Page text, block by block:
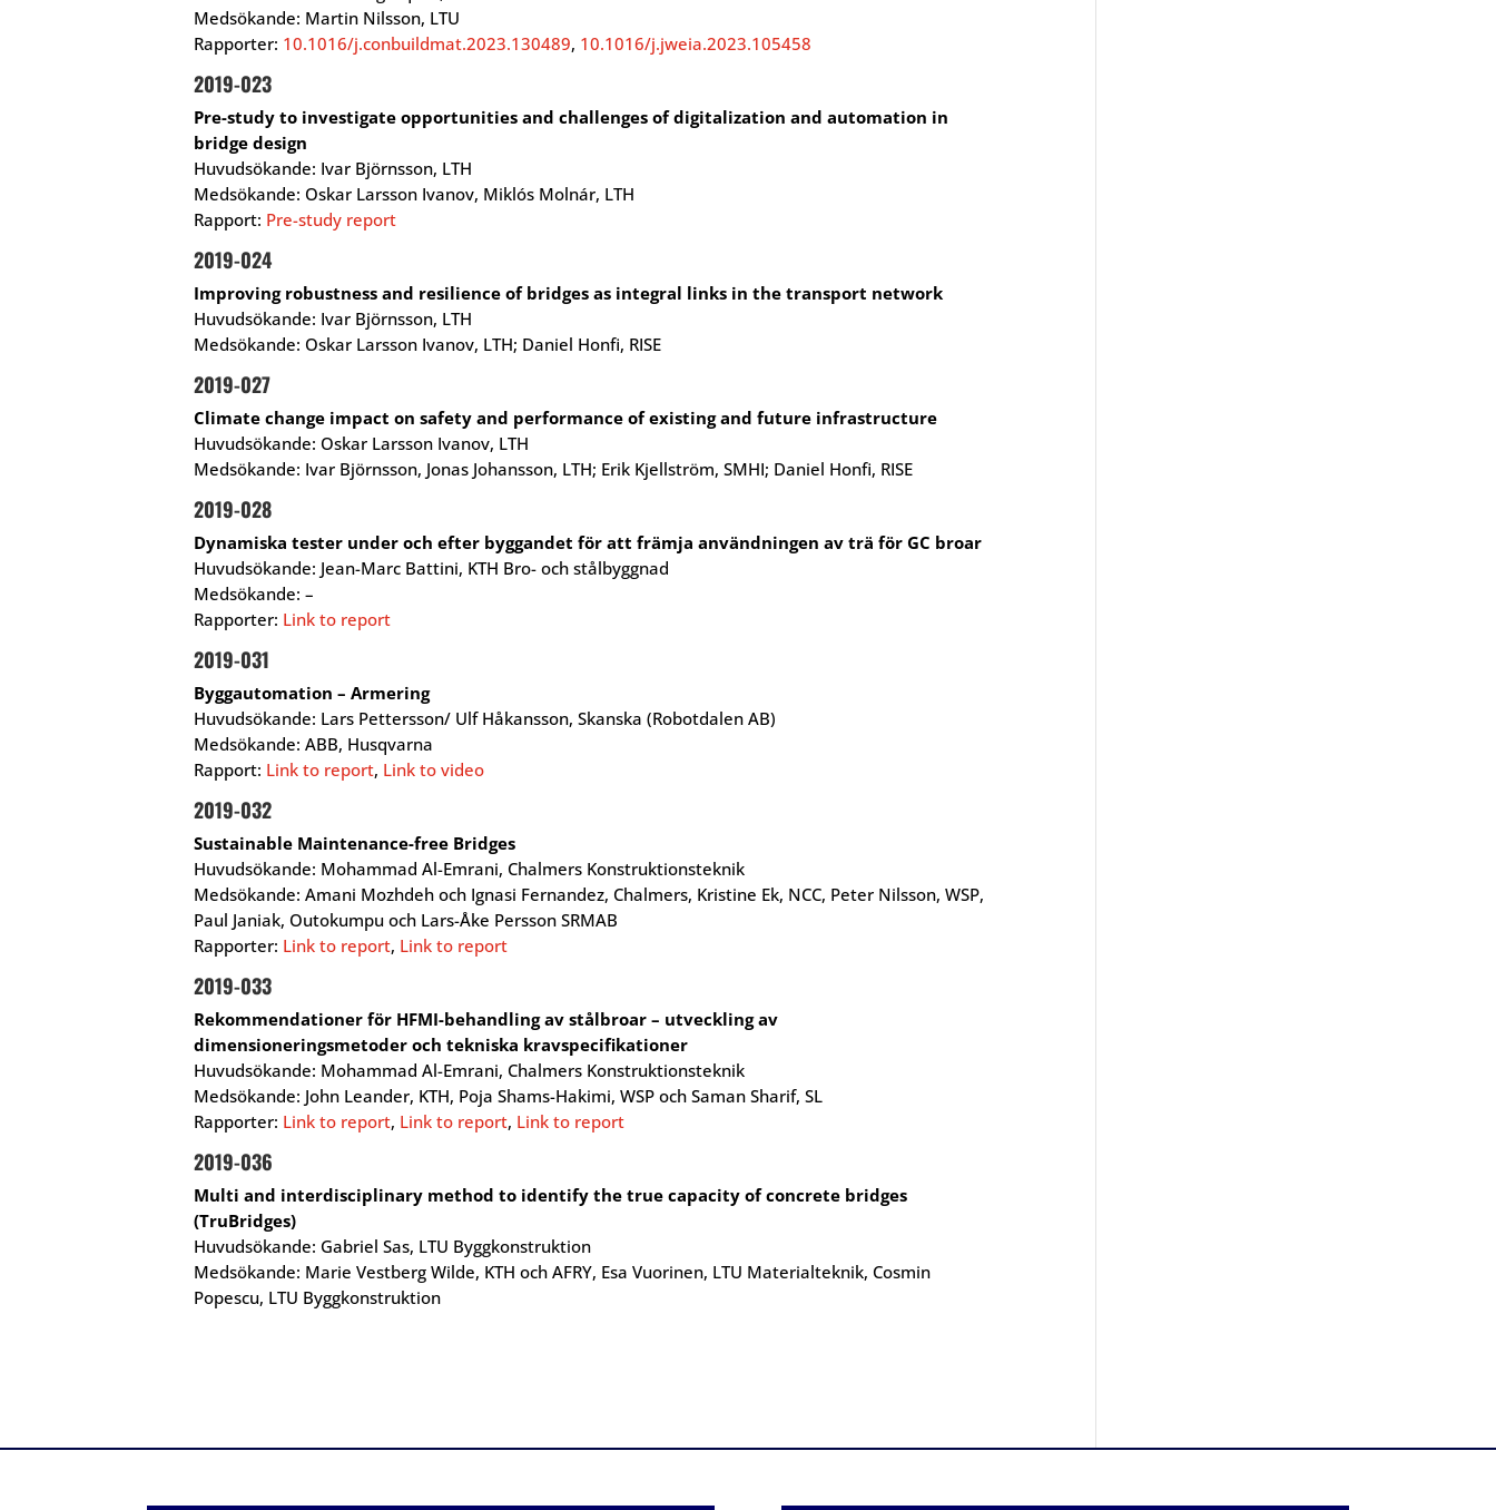
Medsökande: Martin Nilsson, LTU
Rapporter: 10.1016/j.conbuildmat.2023.130489, 10.1016/j.jweia.2023.105458
2019-023
Pre-study to investigate opportunities and challenges of digitalization and automation in
bridge design
Huvudsökande: Ivar Björnsson, LTH
Medsökande: Oskar Larsson Ivanov, Miklós Molnár, LTH
Rapport: Pre-study report
2019-024
Improving robustness and resilience of bridges as integral links in the transport network
Huvudsökande: Ivar Björnsson, LTH
Medsökande: Oskar Larsson Ivanov, LTH; Daniel Honfi, RISE
2019-027
Climate change impact on safety and performance of existing and future infrastructure
Huvudsökande: Oskar Larsson Ivanov, LTH
Medsökande: Ivar Björnsson, Jonas Johansson, LTH; Erik Kjellström, SMHI; Daniel Honfi, RISE
2019-028
Dynamiska tester under och efter byggandet för att främja användningen av trä för GC broar
Huvudsökande: Jean-Marc Battini, KTH Bro- och stålbyggnad
Medsökande: –
Rapporter: Link to report
2019-031
Byggautomation – Armering
Huvudsökande: Lars Pettersson/ Ulf Håkansson, Skanska (Robotdalen AB)
Medsökande: ABB, Husqvarna
Rapport: Link to report, Link to video
2019-032
Sustainable Maintenance-free Bridges
Huvudsökande: Mohammad Al-Emrani, Chalmers Konstruktionsteknik
Medsökande: Amani Mozhdeh och Ignasi Fernandez, Chalmers, Kristine Ek, NCC, Peter Nilsson, WSP,
Paul Janiak, Outokumpu och Lars-Åke Persson SRMAB
Rapporter: Link to report, Link to report
2019-033
Rekommendationer för HFMI-behandling av stålbroar – utveckling av
dimensioneringsmetoder och tekniska kravspecifikationer
Huvudsökande: Mohammad Al-Emrani, Chalmers Konstruktionsteknik
Medsökande: John Leander, KTH, Poja Shams-Hakimi, WSP och Saman Sharif, SL
Rapporter: Link to report, Link to report, Link to report
2019-036
Multi and interdisciplinary method to identify the true capacity of concrete bridges
(TruBridges)
Huvudsökande: Gabriel Sas, LTU Byggkonstruktion
Medsökande: Marie Vestberg Wilde, KTH och AFRY, Esa Vuorinen, LTU Materialteknik, Cosmin
Popescu, LTU Byggkonstruktion